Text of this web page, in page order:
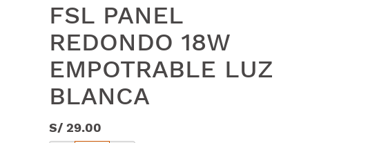
FSL PANEL
REDONDO 18W
EMPOTRABLE LUZ
BLANCA
S/ 29.00